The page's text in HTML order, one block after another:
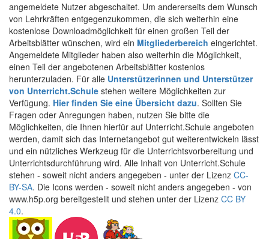
angemeldete Nutzer abgeschaltet. Um andererseits dem Wunsch
von Lehrkräften entgegenzukommen, die sich weiterhin eine
kostenlose Downloadmöglichkeit für einen großen Teil der
Arbeitsblätter wünschen, wird ein Mitgliederbereich eingerichtet.
Angemeldete Mitglieder haben also weiterhin die Möglichkeit,
einen Teil der angebotenen Arbeitsblätter kostenlos
herunterzuladen. Für alle Unterstützerinnen und Unterstützer
von Unterricht.Schule stehen weitere Möglichkeiten zur
Verfügung. Hier finden Sie eine Übersicht dazu. Sollten Sie
Fragen oder Anregungen haben, nutzen Sie bitte die
Möglichkeiten, die Ihnen hierfür auf Unterricht.Schule angeboten
werden, damit sich das Internetangebot gut weiterentwickeln lässt
und ein nützliches Werkzeug für die Unterrichtsvorbereitung und
Unterrichtsdurchführung wird. Alle Inhalt von Unterricht.Schule
stehen - soweit nicht anders angegeben - unter der Lizenz CC-
BY-SA. Die Icons werden - soweit nicht anders angegeben - von
www.h5p.org bereitgestellt und stehen unter der Lizenz CC BY
4.0.